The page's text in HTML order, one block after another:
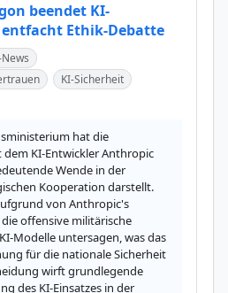
beendet KI-
Ethik-Debatte
KI-Sicherheit
hat die
KI-Entwickler Anthropic
Wende in der
Kooperation darstellt.
von Anthropic's
offensive militärische
Modelle untersagen, was das
für die nationale Sicherheit
wirft grundlegende
des KI-Einsatzes in der